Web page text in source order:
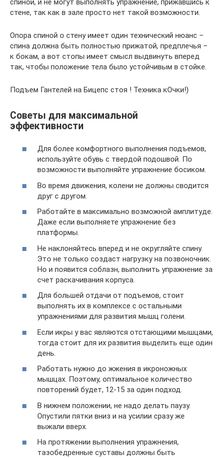
спиной, и не могут выполнять упражнение, прижавшись к
стене, так как в зале просто нет такой возможности.
Опора спиной о стену имеет один технический нюанс –
спина должна быть полностью прижатой, предплечья –
к бокам, а вот стопы имеет смысл выдвинуть вперед
так, чтобы положение тела было устойчивым в стойке.
Подъем Гантелей на Бицепс стоя ! Техника кОчки!)
Советы для максимальной
эффективности
Для более комфортного выполнения подъемов,
используйте обувь с твердой подошвой. По
возможности выполняйте упражнение босиком.
Во время движения, колени не должны сводится
друг с другом.
Работайте в максимально возможной амплитуде.
Даже если выполняете упражнение без
платформы.
Не наклоняйтесь вперед и не округляйте спину.
Это не только создаст нагрузку на позвоночник.
Но и появится соблазн, выполнить упражнение за
счет раскачивания корпуса.
Для большей отдачи от подъемов, стоит
выполнять их в комплексе с остальными
упражнениями для развития мышц голени.
Если икры у вас являются отстающими мышцами,
тогда стоит для их развития выделить еще один
день.
Работать нужно до жжения в икроножных
мышцах. Поэтому, оптимальное количество
повторений будет, 12-15 за один подход.
В нижнем положении, не надо делать паузу.
Опустили пятки вниз и на усилии сразу же
выжали вверх.
На протяжении выполнения упражнения,
тазобедренные суставы должны быть